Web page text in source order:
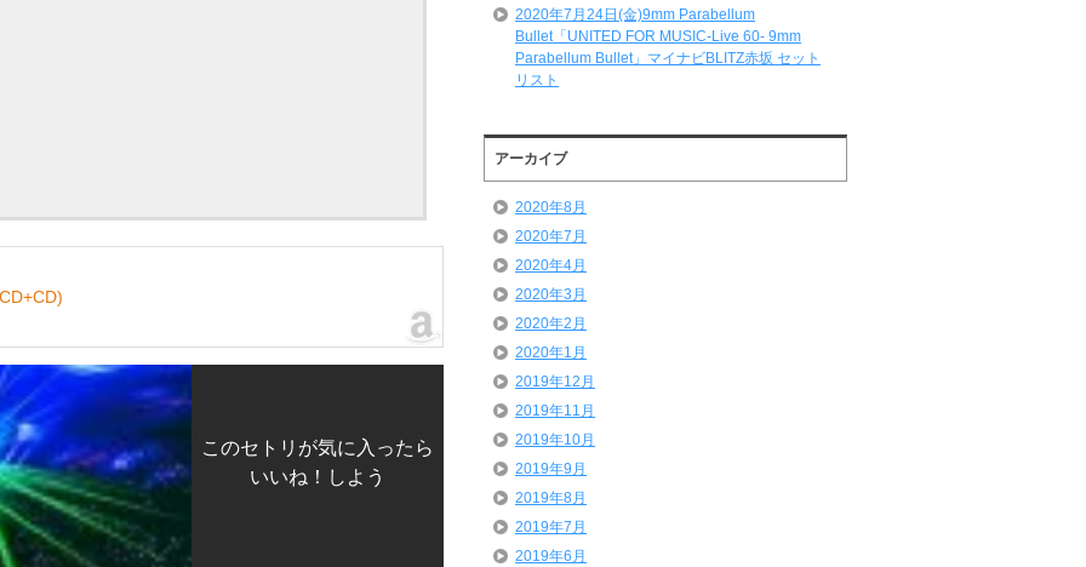
このセトリが気に入ったら
いいね！しよう
2020年7月24日(金)9mm Parabellum
Bullet「UNITED FOR MUSIC-Live 60- 9mm
Parabellum Bullet」マイナビBLITZ赤坂 セット
リスト
アーカイブ
2020年8月
2020年7月
2020年4月
2020年3月
2020年2月
2020年1月
2019年12月
2019年11月
2019年10月
2019年9月
2019年8月
2019年7月
2019年6月